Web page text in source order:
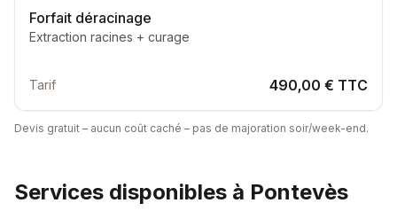
Forfait déracinage
Extraction racines + curage
Tarif 490,00 € TTC
Devis gratuit – aucun coût caché – pas de majoration soir/week-end.
Services disponibles à Pontevès